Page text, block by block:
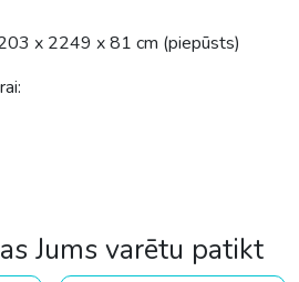
x 2249 x 81 cm (piepūsts)
Jums varētu patikt